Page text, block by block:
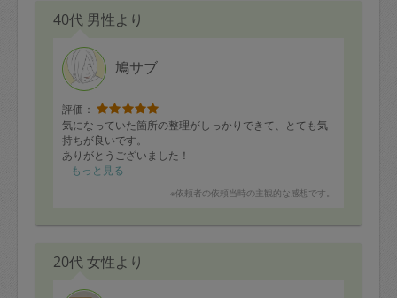
40代 男性より
鳩サブ
評価：
気になっていた箇所の整理がしっかりできて、とても気
持ちが良いです。
ありがとうございました！
もっと見る
※依頼者の依頼当時の主観的な感想です。
20代 女性より